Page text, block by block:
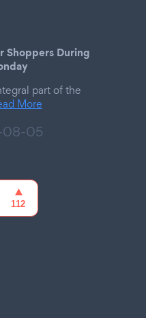
Shoppers During
part of the
More
05